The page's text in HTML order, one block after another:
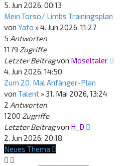
5. Jun 2026, 00:13
Mein Torso/ Limbs Trainingsplan
von Yato »4. Jun 2026, 11:27
5 Antworten
1179 Zugriffe
Letzter Beitragvon Moseltaler
4. Jun 2026, 14:50
Zum 20. Mal Anfänger-Plan
von Talent » 31. Mai 2026, 13:24
2 Antworten
1200 Zugriffe
Letzter Beitragvon H_D
2. Jun 2026, 20:18
Neues Thema